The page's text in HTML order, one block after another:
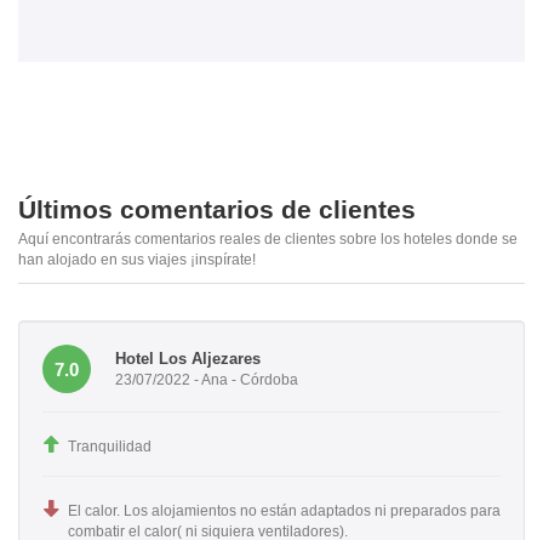
Últimos comentarios de clientes
Aquí encontrarás comentarios reales de clientes sobre los hoteles donde se
han alojado en sus viajes ¡inspírate!
7.0
Hotel Los Aljezares
23/07/2022 - Ana - Córdoba
Tranquilidad
El calor. Los alojamientos no están adaptados ni preparados para
combatir el calor( ni siquiera ventiladores).